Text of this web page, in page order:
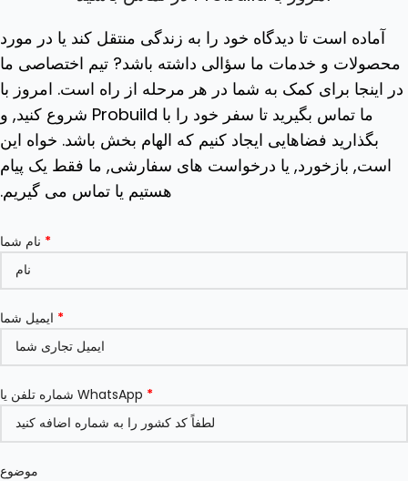
آماده است تا دیدگاه خود را به زندگی منتقل کند یا در مورد
محصولات و خدمات ما سؤالی داشته باشد? تیم اختصاصی ما
در اینجا برای کمک به شما در هر مرحله از راه است. امروز با
ما تماس بگیرید تا سفر خود را با Probuild شروع کنید, و
بگذارید فضاهایی ایجاد کنیم که الهام بخش باشد. خواه این
است, بازخورد, یا درخواست های سفارشی, ما فقط یک پیام
هستیم یا تماس می گیریم.
*
*
شماره تلفن یا WhatsApp *
موضوع